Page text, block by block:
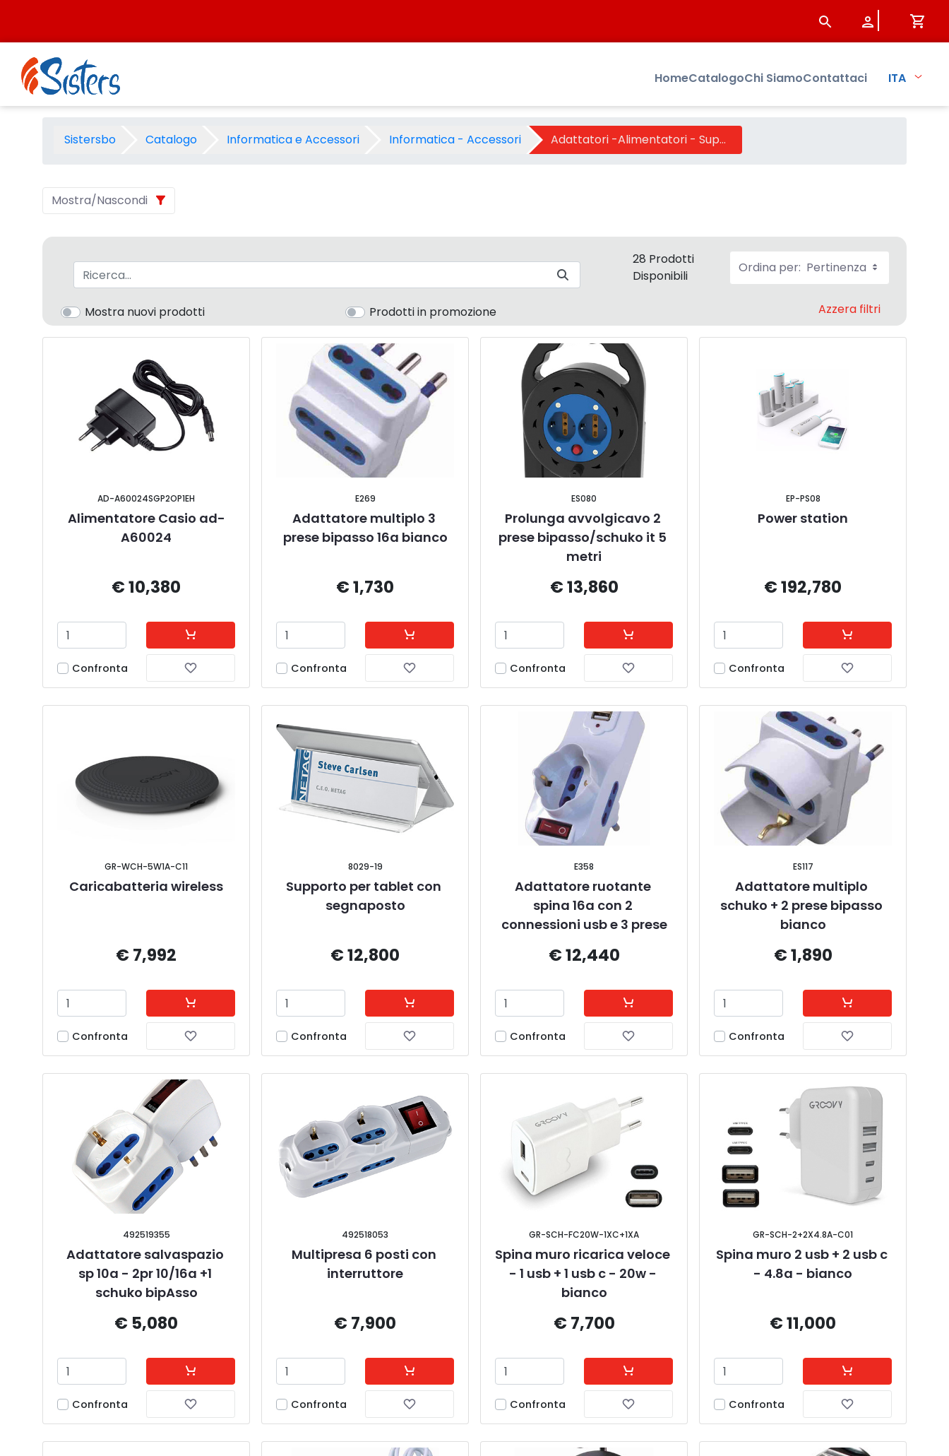
Adattatori -Alimentatori - Supporti - Categoria - Sistersbo
HomeCatalogoChi SiamoContattaci ITA
Sistersbo Catalogo Informatica e Accessori Informatica - Accessori Adattatori -Alimentatori - Supporti
Mostra/Nascondi
Barra di ricerca
Mostra nuovi prodotti Prodotti in promozione
28 Prodotti
Disponibili
Ordina per: Pertinenza
Azzera filtri
AD-A60024SGP2OP1EH
Alimentatore Casio ad-
A60024
€ 10,380
Confronta
E269
Adattatore multiplo 3
prese bipasso 16a bianco
€ 1,730
Confronta
ES080
Prolunga avvolgicavo 2
prese bipasso/schuko it 5
metri
€ 13,860
Confronta
EP-PS08
Power station
€ 192,780
Confronta
GR-WCH-5W1A-C11
Caricabatteria wireless
€ 7,992
Confronta
8029-19
Supporto per tablet con
segnaposto
€ 12,800
Confronta
E358
Adattatore ruotante
spina 16a con 2
connessioni usb e 3 prese
€ 12,440
Confronta
ES117
Adattatore multiplo
schuko + 2 prese bipasso
bianco
€ 1,890
Confronta
492519355
Adattatore salvaspazio
sp 10a - 2pr 10/16a +1
schuko bipAsso
€ 5,080
Confronta
492518053
Multipresa 6 posti con
interruttore
€ 7,900
Confronta
GR-SCH-FC20W-1XC+1XA
Spina muro ricarica veloce
- 1 usb + 1 usb c - 20w -
bianco
€ 7,700
Confronta
GR-SCH-2+2X4.8A-C01
Spina muro 2 usb + 2 usb c
- 4.8a - bianco
€ 11,000
Confronta